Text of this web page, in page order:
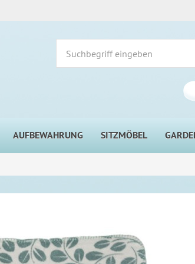
AUFBEWAHRUNG SITZMÖBEL